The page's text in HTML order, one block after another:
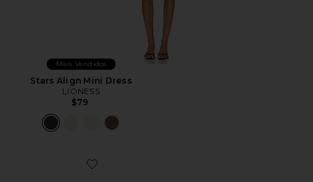
Mais Vendidos
Stars Align Mini Dress
LIONESS
$79
Favorite Cloudnova 2 Sneaker